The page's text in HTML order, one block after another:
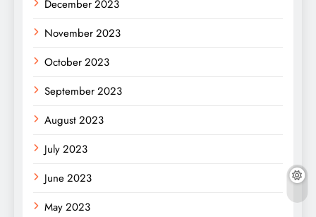
December 2023
November 2023
October 2023
September 2023
August 2023
July 2023
June 2023
May 2023